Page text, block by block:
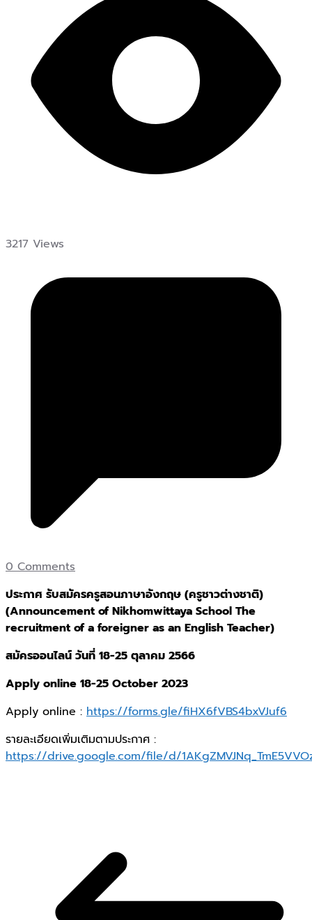
3217 Views
0 Comments
ประกาศ รับสมัครครูสอนภาษาอังกฤษ (ครูชาวต่างชาติ)
(Announcement of Nikhomwittaya School The
recruitment of a foreigner as an English Teacher)
สมัครออนไลน์ วันที่ 18-25 ตุลาคม 2566
Apply online 18-25 October 2023
Apply online : https://forms.gle/fiHX6fVBS4bxVJuf6
รายละเอียดเพิ่มเติมตามประกาศ :
https://drive.google.com/file/d/